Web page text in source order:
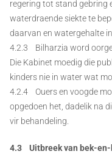
regering tot stand gebring
waterdraende siekte te
daarvan en watergehalte
4.2.3 Bilharzia word
Die Kabinet moedig die
kinders nie in water wat
4.2.4 Ouers en voogde
opgedoen het, dadelik na
vir behandeling.
4.3 Uitbreek van bek-en-